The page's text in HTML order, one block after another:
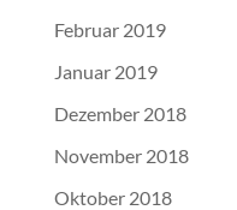
Februar 2019
Januar 2019
Dezember 2018
November 2018
Oktober 2018